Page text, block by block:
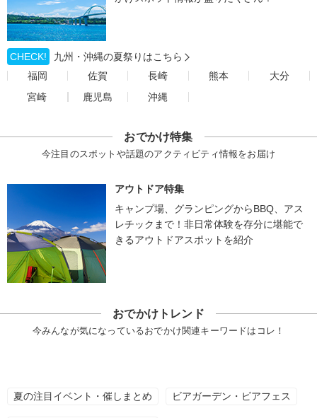
CHECK!
九州・沖縄の夏祭りはこちら
福岡
佐賀 長崎 熊本
大分
宮崎
鹿児島 沖縄
おでかけ特集
今注目のスポットや話題のアクティビティ情報をお届け
アウトドア特集
キャンプ場、グランピングからBBQ、アス
レチックまで！非日常体験を存分に堪能で
きるアウトドアスポットを紹介
おでかけトレンド
今みんなが気になっているおでかけ関連キーワードはコレ！
夏の注目イベント・催しまとめ ビアガーデン・ビアフェス